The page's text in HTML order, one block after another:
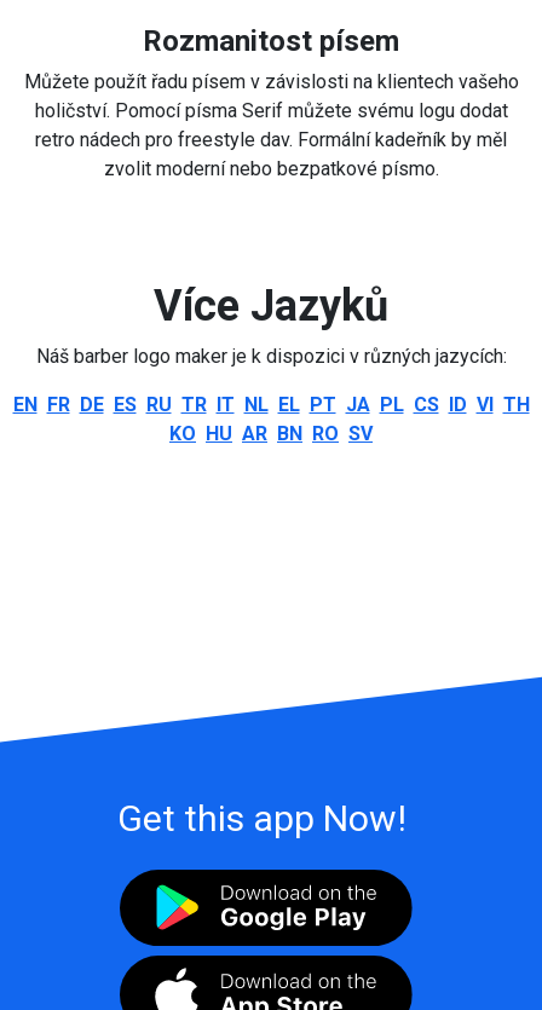
Rozmanitost písem
Můžete použít řadu písem v závislosti na klientech vašeho
holičství. Pomocí písma Serif můžete svému logu dodat
retro nádech pro freestyle dav. Formální kadeřník by měl
zvolit moderní nebo bezpatkové písmo.
Více Jazyků
Náš barber logo maker je k dispozici v různých jazycích:
EN FR DE ES RU TR IT NL EL PT JA PL CS ID VI TH
KO HU AR BN RO SV
Get this app Now!